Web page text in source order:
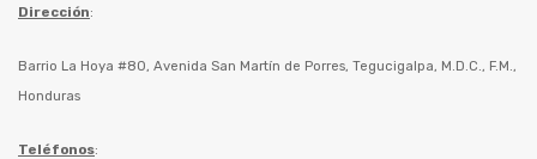
Dirección:
Barrio La Hoya #80, Avenida San Martín de Porres, Tegucigalpa, M.D.C., F.M.,
Honduras
Teléfonos: